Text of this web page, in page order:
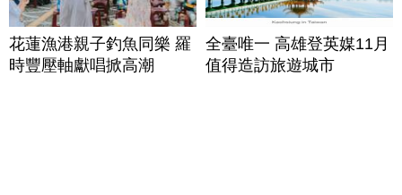
花蓮漁港親子釣魚同樂 羅
時豐壓軸獻唱掀高潮
全臺唯一 高雄登英媒11月
值得造訪旅遊城市